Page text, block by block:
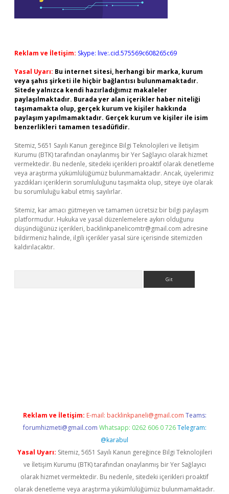
Reklam ve İletişim: Skype: live:.cid.575569c608265c69
Yasal Uyarı: Bu internet sitesi, herhangi bir marka, kurum
veya şahıs şirketi ile hiçbir bağlantısı bulunmamaktadır.
Sitede yalnızca kendi hazırladığımız makaleler
paylaşılmaktadır. Burada yer alan içerikler haber niteliği
taşımamakta olup, gerçek kurum ve kişiler hakkında
paylaşım yapılmamaktadır. Gerçek kurum ve kişiler ile isim
benzerlikleri tamamen tesadüfidir.
Sitemiz, 5651 Sayılı Kanun gereğince Bilgi Teknolojileri ve İletişim
Kurumu (BTK) tarafından onaylanmış bir Yer Sağlayıcı olarak hizmet
vermektedir. Bu nedenle, sitedeki içerikleri proaktif olarak denetleme
veya araştırma yükümlülüğümüz bulunmamaktadır. Ancak, üyelerimiz
yazdıkları içeriklerin sorumluluğunu taşımakta olup, siteye üye olarak
bu sorumluluğu kabul etmiş sayılırlar.
Sitemiz, kar amacı gütmeyen ve tamamen ücretsiz bir bilgi paylaşım
platformudur. Hukuka ve yasal düzenlemelere aykırı olduğunu
düşündüğünüz içerikleri, backlinkpanelicomtr@gmail.com adresine
bildirmeniz halinde, ilgili içerikler yasal süre içerisinde sitemizden
kaldırılacaktır.
Reklam ve İletişim: E-mail: backlinkpaneli@gmail.com Teams:
forumhizmeti@gmail.com Whatsapp: 0262 606 0 726 Telegram:
@karabul
Yasal Uyarı: Sitemiz, 5651 Sayılı Kanun gereğince Bilgi Teknolojileri
ve İletişim Kurumu (BTK) tarafından onaylanmış bir Yer Sağlayıcı
olarak hizmet vermektedir. Bu nedenle, sitedeki içerikleri proaktif
olarak denetleme veya araştırma yükümlülüğümüz bulunmamaktadır.